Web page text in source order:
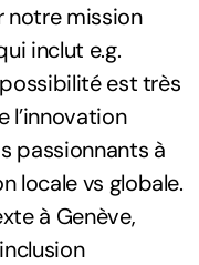
notre mission
inclut e.g.
est très
l’innovation
passionnants à
locale vs globale.
à Genève,